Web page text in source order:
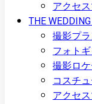
アクセ
THE
撮影プ
フォト
撮影ロ
コスチ
アクセ